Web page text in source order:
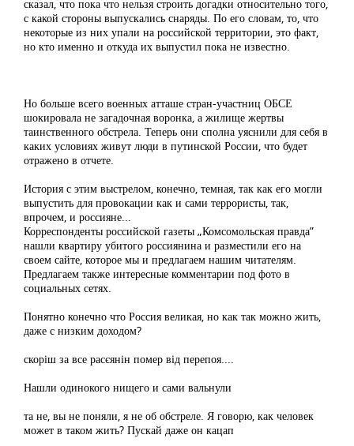
сказал, что пока что нельзя строить догадки относительно того,
с какой стороны выпускались снаряды. По его словам, то, что
некоторые из них упали на российской территории, это факт,
но кто именно и откуда их выпустил пока не известно.
Но больше всего военных атташе стран-участниц ОБСЕ
шокировала не загадочная воронка, а жилище жертвы
таинственного обстрела. Теперь они сполна уяснили для себя в
каких условиях живут люди в путинской России, что будет
отражено в отчете.
История с этим выстрелом, конечно, темная, так как его могли
выпустить для провокации как и сами террористы, так,
впрочем, и россияне...
Корреспонденты российской газеты „Комсомольская правда”
нашли квартиру убитого россиянина и разместили его на
своем сайте, которое мы и предлагаем нашим читателям.
Предлагаем также интересные комментарии под фото в
социальных сетях.
Понятно конечно что Россия великая, но как так можно жить,
даже с низким доходом?
скоріш за все расєянін помер від перепоя....
Нашли одинокого нищего и сами вальнули
та не, вы не поняли, я не об обстреле. Я говорю, как человек
может в таком жить? Пускай даже он кацап